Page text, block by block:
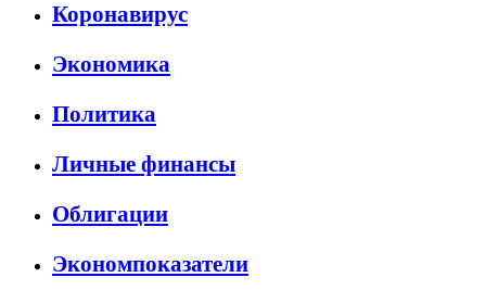
Коронавирус
Экономика
Политика
Личные финансы
Облигации
Экономпоказатели